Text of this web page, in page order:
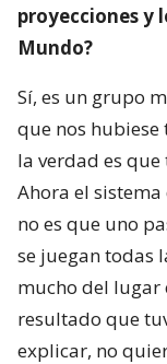
proyecciones y
Mundo?
Sí, es un grupo
que nos
la verdad es
Ahora el
no es que uno
se juegan todas
mucho del lugar
resultado que
explicar, no